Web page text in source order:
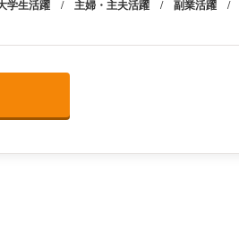
学生活躍 / 主婦・主夫活躍 / 副業活躍 /